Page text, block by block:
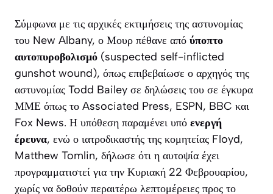
Σύμφωνα με τις αρχικές εκτιμήσεις της αστυνομίας
του New Albany, ο Μουρ πέθανε από ύποπτο
αυτοπυροβολισμό (suspected self-inflicted
gunshot wound), όπως επιβεβαίωσε ο αρχηγός της
αστυνομίας Todd Bailey σε δηλώσεις του σε έγκυρα
ΜΜΕ όπως το Associated Press, ESPN, BBC και
Fox News. Η υπόθεση παραμένει υπό ενεργή
έρευνα, ενώ ο ιατροδικαστής της κομητείας Floyd,
Matthew Tomlin, δήλωσε ότι η αυτοψία έχει
προγραμματιστεί για την Κυριακή 22 Φεβρουαρίου,
χωρίς να δοθούν περαιτέρω λεπτομέρειες προς το